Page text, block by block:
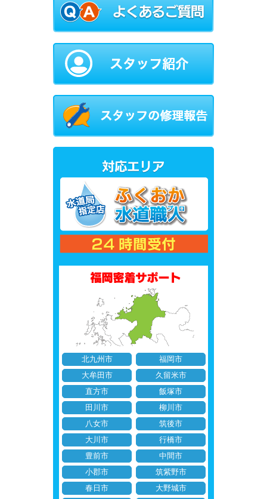
北九州市
福岡市
大牟田市
久留米市
直方市
飯塚市
田川市
柳川市
八女市
筑後市
大川市
行橋市
豊前市
中間市
小郡市
筑紫野市
春日市
大野城市